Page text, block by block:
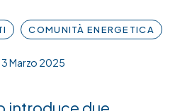
COMUNITÀ ENERGETICA
3 Marzo 2025